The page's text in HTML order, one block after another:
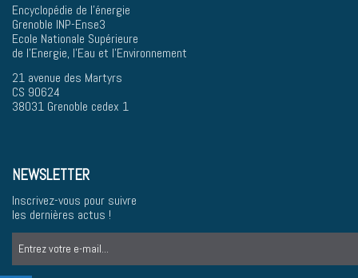
Encyclopédie de l'énergie
Grenoble INP-Ense3
Ecole Nationale Supérieure
de l'Energie, l'Eau et l'Environnement
21 avenue des Martyrs
CS 90624
38031 Grenoble cedex 1
NEWSLETTER
Inscrivez-vous pour suivre
les dernières actus !